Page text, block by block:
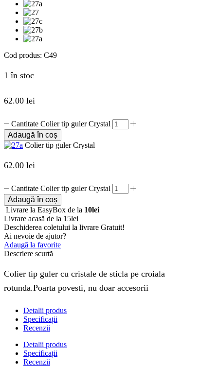
Cod produs: C49
1 în stoc
62.00 lei
Cantitate Colier tip guler Crystal
Adaugă în coș
Colier tip guler Crystal
62.00 lei
Cantitate Colier tip guler Crystal
Adaugă în coș
Livrare la EasyBox de la 10lei
Livrare acasă de la 15lei
Deschiderea coletului la livrare Gratuit!
Ai nevoie de ajutor?
Adaugă la favorite
Descriere scurtă
Colier tip guler cu cristale de sticla pe croiala
rotunda.Poarta povesti, nu doar accesorii
Detalii produs
Specificații
Recenzii
Detalii produs
Specificații
Recenzii